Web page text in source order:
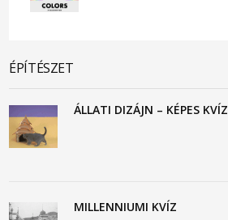
ÉPÍTÉSZET
ÁLLATI DIZÁJN – KÉPES KVÍZ
MILLENNIUMI KVÍZ